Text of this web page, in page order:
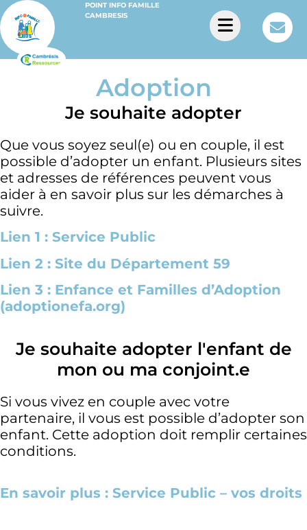
POINT INFO FAMILLE
CAMBRESIS
Adoption
Je souhaite adopter
Que vous soyez seul(e) ou en couple, il est
possible d’adopter un enfant. Plusieurs sites
et adresses de références peuvent vous
aider à en savoir plus sur les démarches à
suivre.
Lien 1 : Service Public
Lien 2 : Site du Département 59
Lien 3 : Enfance et Familles d’Adoption
(adoptionefa.org)
Je souhaite adopter l'enfant de
mon ou ma conjoint.e
Si vous vivez en couple avec votre
partenaire, il vous est possible d’adopter son
enfant. Cette adoption doit remplir certaines
conditions.
En savoir plus : Service Public – vos droits